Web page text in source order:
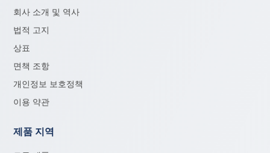
회사 소개 및 역사
법적 고지
상표
면책 조항
개인정보 보호정책
이용 약관
제품 지역